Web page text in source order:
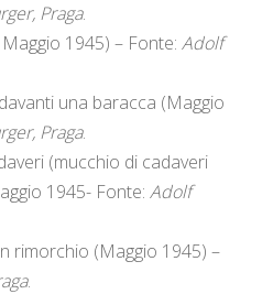
Praga.
1945) – Fonte: Adolf
una baracca (Maggio
Praga.
(mucchio di cadaveri
1945- Fonte: Adolf
rimorchio (Maggio 1945) –
.